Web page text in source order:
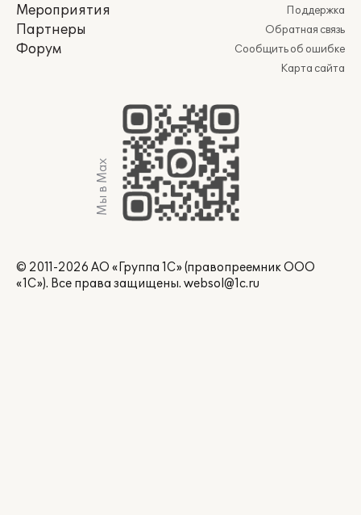
Мероприятия
Партнеры
Форум
Поддержка
Обратная связь
Сообщить об ошибке
Карта сайта
Мы в Max
© 2011-2026 АО «Группа 1С» (правопреемник ООО
«1С»). Все права защищены. websol@1c.ru